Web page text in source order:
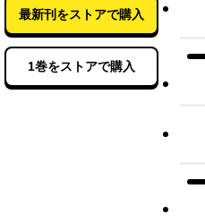
最新刊をストアで購入
1巻をストアで購入